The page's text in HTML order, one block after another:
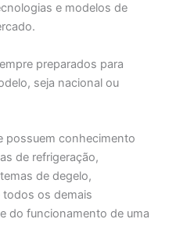
e modelos de
preparados para
seja nacional ou
possuem conhecimento
de refrigeração,
de degelo,
os demais
do funcionamento de uma